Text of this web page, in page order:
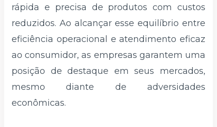
rápida e precisa de produtos com custos
reduzidos. Ao alcançar esse equilíbrio entre
eficiência operacional e atendimento eficaz
ao consumidor, as empresas garantem uma
posição de destaque em seus mercados,
mesmo diante de adversidades
econômicas.